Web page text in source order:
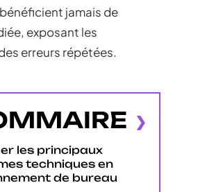
jamais de
exposant les
erreurs répétées.
les principaux
techniques en
de bureau